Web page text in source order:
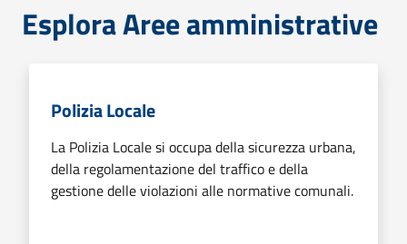
Esplora Aree amministrative
Polizia Locale
La Polizia Locale si occupa della sicurezza urbana,
della regolamentazione del traffico e della
gestione delle violazioni alle normative comunali.